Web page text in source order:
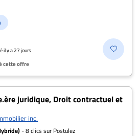
il y a 27 jours
cette offre
juridique, Droit contractuel et
inc.
- 8 clics sur Postulez